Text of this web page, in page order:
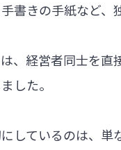
書きの手紙など、
、経営者同士を
した。
しているのは、